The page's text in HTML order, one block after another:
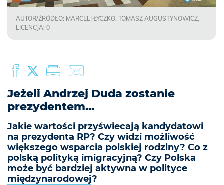
AUTOR/ŹRÓDŁO: MARCELI ŁYCZKO, TOMASZ AUGUSTYNOWICZ,
LICENCJA: 0
Jeżeli Andrzej Duda zostanie
prezydentem...
Jakie wartości przyświecają kandydatowi
na prezydenta RP? Czy widzi możliwość
większego wsparcia polskiej rodziny? Co z
polską polityką imigracyjną? Czy Polska
może być bardziej aktywna w polityce
międzynarodowej?